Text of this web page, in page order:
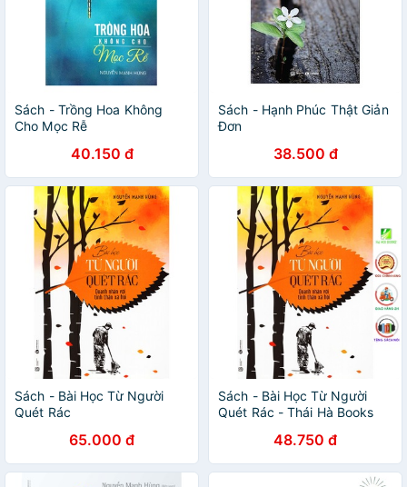
Sách - Trồng Hoa Không
Cho Mọc Rễ
40.150 đ
Sách - Hạnh Phúc Thật Giản
Đơn
38.500 đ
Sách - Bài Học Từ Người
Quét Rác
65.000 đ
Sách - Bài Học Từ Người
Quét Rác - Thái Hà Books
48.750 đ